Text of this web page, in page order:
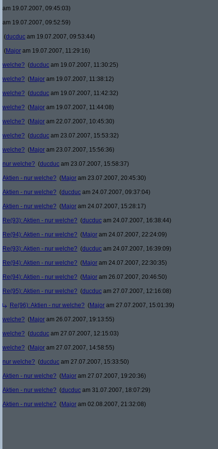
am 19.07.2007, 09:45:03)
am 19.07.2007, 09:52:59)
(ducduc am 19.07.2007, 09:53:44)
(Major am 19.07.2007, 11:29:16)
welche? (ducduc am 19.07.2007, 11:30:25)
welche? (Major am 19.07.2007, 11:38:12)
welche? (ducduc am 19.07.2007, 11:42:32)
welche? (Major am 19.07.2007, 11:44:08)
welche? (Major am 22.07.2007, 10:45:30)
welche? (ducduc am 23.07.2007, 15:53:32)
welche? (Major am 23.07.2007, 15:56:36)
nur welche? (ducduc am 23.07.2007, 15:58:37)
Aktien - nur welche? (Major am 23.07.2007, 20:45:30)
Aktien - nur welche? (ducduc am 24.07.2007, 09:37:04)
Aktien - nur welche? (Major am 24.07.2007, 15:28:17)
Re(93): Aktien - nur welche? (ducduc am 24.07.2007, 16:38:44)
Re(94): Aktien - nur welche? (Major am 24.07.2007, 22:24:09)
Re(93): Aktien - nur welche? (ducduc am 24.07.2007, 16:39:09)
Re(94): Aktien - nur welche? (Major am 24.07.2007, 22:30:35)
Re(94): Aktien - nur welche? (Major am 26.07.2007, 20:46:50)
Re(95): Aktien - nur welche? (ducduc am 27.07.2007, 12:16:08)
Re(96): Aktien - nur welche? (Major am 27.07.2007, 15:01:39)
welche? (Major am 26.07.2007, 19:13:55)
welche? (ducduc am 27.07.2007, 12:15:03)
welche? (Major am 27.07.2007, 14:58:55)
nur welche? (ducduc am 27.07.2007, 15:33:50)
Aktien - nur welche? (Major am 27.07.2007, 19:20:36)
Aktien - nur welche? (ducduc am 31.07.2007, 18:07:29)
Aktien - nur welche? (Major am 02.08.2007, 21:32:08)